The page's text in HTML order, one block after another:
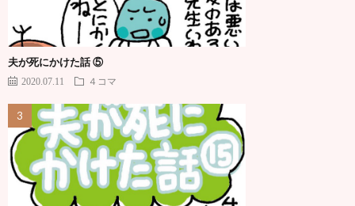
夫が死にかけた話 ⑤
2020.07.11 ４コマ